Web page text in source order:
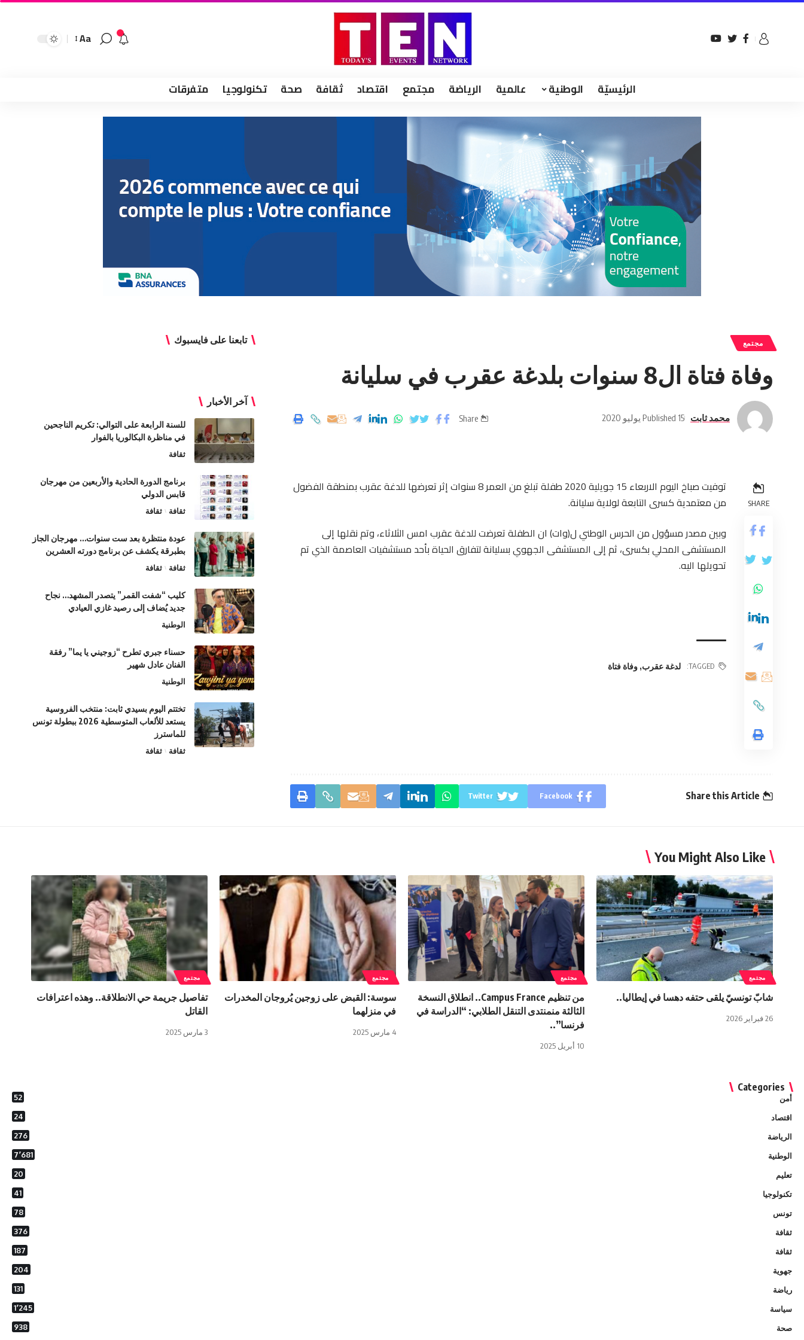
Aa
الرئيسيّة الوطنية عالمية الرياضة مجتمع اقتصاد ثقافة صحة تكنولوجيا متفرقات
مجتمع
وفاة فتاة ال8 سنوات بلدغة عقرب في سليانة
محمد ثابت Published 15 يوليو 2020 Share
SHARE
توفيت صباخ اليوم الاربعاء 15 جويلية 2020 طفلة تبلغ من العمر 8 سنوات إثر تعرضها للدغة عقرب بمنطقة الفضول
من معتمدية كسرى التابعة لولاية سليانة.
وبين مصدر مسؤول من الحرس الوطني ل(وات) ان الطفلة تعرضت للدغة عقرب امس الثلاثاء، وتم نقلها إلى
المستشفى المحلي بكسرى، ثم إلى المستشفى الجهوي بسليانة لتفارق الحياة بأحد مستشفيات العاصمة الذي تم
تحويلها اليه.
TAGGED: لدغة عقرب, وفاة فتاة
Share this Article
Facebook
Twitter
تابعنا على فايسبوك
آخر الأخبار
للسنة الرابعة على التوالي: تكريم الناجحين
في مناظرة البكالوريا بالفوار
ثقافة
برنامج الدورة الحادية والأربعين من مهرجان
قابس الدولي
ثقافة ثقافة
عودة منتظرة بعد ست سنوات… مهرجان الجاز
بطبرقة يكشف عن برنامج دورته العشرين
ثقافة ثقافة
كليب “شفت القمر” يتصدر المشهد… نجاح
جديد يُضاف إلى رصيد غازي العيادي
الوطنية
حسناء جبري تطرح “زوجيني يا يما” رفقة
الفنان عادل شهير
الوطنية
تختتم اليوم بسيدي ثابت: منتخب الفروسية
يستعد للألعاب المتوسطية 2026 ببطولة تونس
للماسترز
ثقافة ثقافة
You Might Also Like
مجتمع
شابّ تونسيّ يلقى حتفه دهسا في إيطاليا..
26 فبراير 2026
مجتمع
من تنظيم Campus France.. انطلاق النسخة
الثالثة منمنتدى التنقل الطلابي: “الدراسة في
فرنسا”..
10 أبريل 2025
مجتمع
سوسة: القبض على زوجين يُروجان المخدرات
في منزلهما
4 مارس 2025
مجتمع
تفاصيل جريمة حي الانطلاقة.. وهذه اعترافات
القاتل
3 مارس 2025
Categories
أمن 52
اقتصاد 24
الرياضة 276
الوطنية 7٬681
تعليم 20
تكنولوجيا 41
تونس 78
ثقافة 376
ثقافة 187
جهوية 204
رياضة 131
سياسة 1٬245
صحة 938